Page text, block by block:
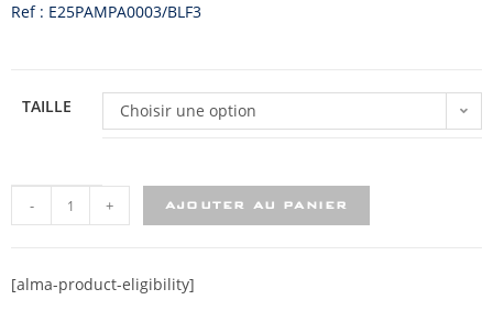
Ref : E25PAMPA0003/BLF3
TAILLE Choisir une option
- + AJOUTER AU PANIER
[alma-product-eligibility]